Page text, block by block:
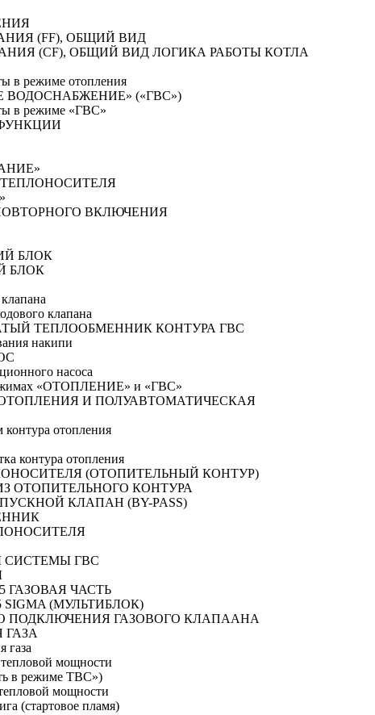
(FF), ОБЩИЙ ВИД
(CF), ОБЩИЙ ВИД ЛОГИКА РАБОТЫ КОТЛА
в режиме отопления
ВОДОСНАБЖЕНИЕ» («ГВС»)
в режиме «ГВС»
ВКЛЮЧЕНИЯ
БЛОК
БЛОК
клапана
ТЕПЛООБМЕННИК КОНТУРА ГВС
накипи
насоса
«ОТОПЛЕНИЕ» и «ГВС»
И ПОЛУАВТОМАТИЧЕСКАЯ
контура отопления
контура отопления
(ОТОПИТЕЛЬНЫЙ КОНТУР)
ОТОПИТЕЛЬНОГО КОНТУРА
КЛАПАН (BY-PASS)
СИСТЕМЫ ГВС
ГАЗОВАЯ ЧАСТЬ
(МУЛЬТИБЛОК)
ПОДКЛЮЧЕНИЯ ГАЗОВОГО КЛАПААНА
ГАЗА
газа
мощности
в режиме ТВС»)
мощности
(стартовое пламя)